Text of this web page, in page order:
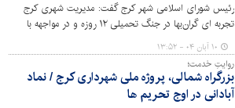
رئیس شورای اسلامی شهر کرج گفت: مدیریت شهری کرج
تجربه ای گران‌بها در جنگ تحمیلی ۱۲ روزه و در مواجهه با
بحران و پدافند غیرعامل شهری کسب کرد که باید از این تجربه
در همه ارکان شهری بهره‌برداری کند.
۱۰ آبان ۰۴ - ۱۳:۵۲
روایتِ خدمت؛
بزرگراه شمالی، پروژه ملی شهرداری کرج / نماد
آبادانی در اوج تحریم ها